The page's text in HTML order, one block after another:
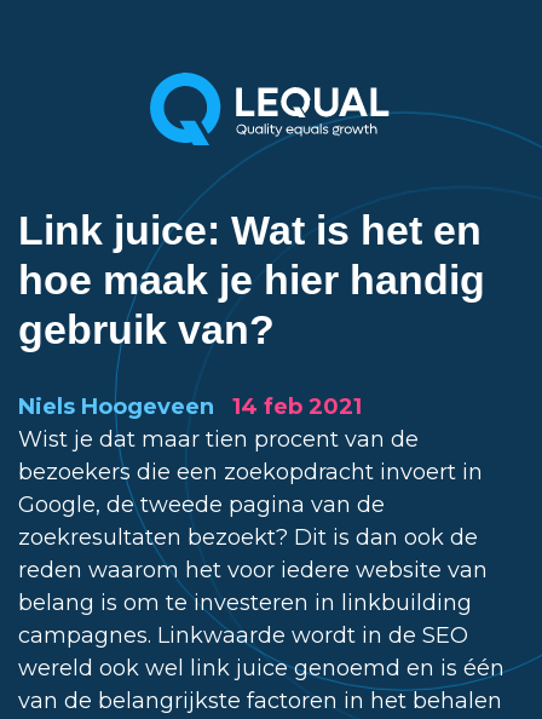
Link juice: Wat is het en
hoe maak je hier handig
gebruik van?
Niels Hoogeveen
14 feb 2021
Wist je dat maar tien procent van de
bezoekers die een zoekopdracht invoert in
Google, de tweede pagina van de
zoekresultaten bezoekt? Dit is dan ook de
reden waarom het voor iedere website van
belang is om te investeren in linkbuilding
campagnes. Linkwaarde wordt in de SEO
wereld ook wel link juice genoemd en is één
van de belangrijkste factoren in het behalen